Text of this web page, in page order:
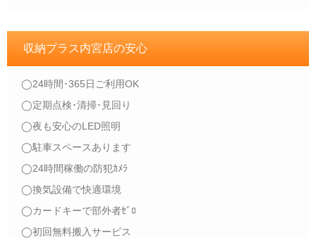
収納プラス内宮店の安心
◯24時間･365日ご利用OK
◯定期点検･清掃･見回り
◯夜も安心のLED照明
◯駐車スペースあります
◯24時間稼働の防犯ｶﾒﾗ
◯換気設備で快適環境
◯カードキーで部外者ｾﾞﾛ
◯初回無料搬入サービス